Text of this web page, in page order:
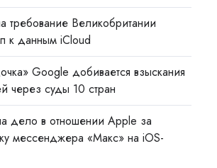
требование Великобритании
к данным iCloud
Google добивается взыскания
через суды 10 стран
дело в отношении Apple за
мессенджера «Макс» на iOS-